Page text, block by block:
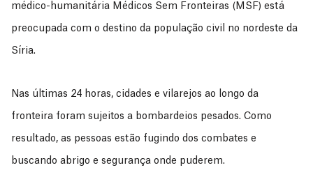
médico-humanitária Médicos Sem Fronteiras (MSF) está
preocupada com o destino da população civil no nordeste da
Síria.
Nas últimas 24 horas, cidades e vilarejos ao longo da
fronteira foram sujeitos a bombardeios pesados. Como
resultado, as pessoas estão fugindo dos combates e
buscando abrigo e segurança onde puderem.